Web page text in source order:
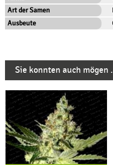
Art der Samen
Ausbeute
Sie konnten auch mögen